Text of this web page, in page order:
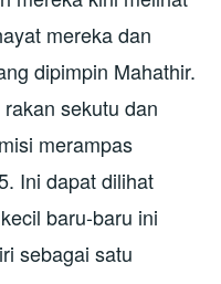
mereka dan
dipimpin Mahathir.
sekutu dan
merampas
Ini dapat dilihat
baru-baru ini
sebagai satu